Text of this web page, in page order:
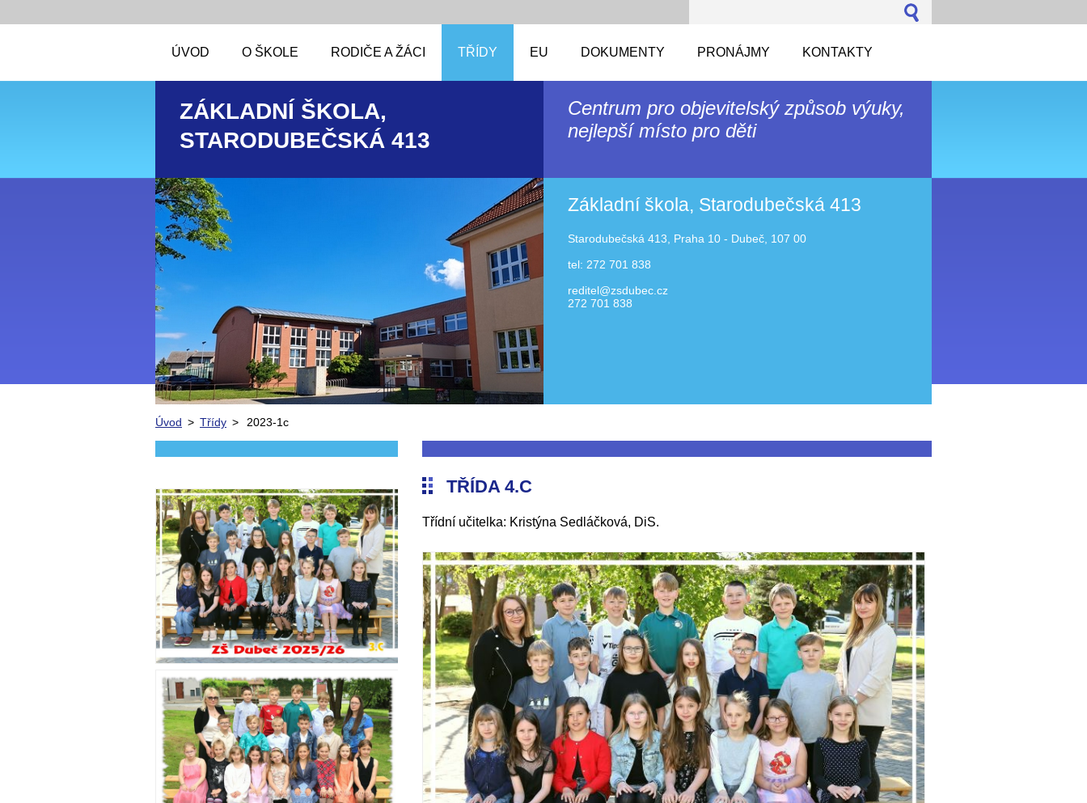
ÚVOD O ŠKOLE RODIČE A ŽÁCI TŘÍDY EU DOKUMENTY PRONÁJMY KONTAKTY
ZÁKLADNÍ ŠKOLA,
STARODUBEČSKÁ 413
Centrum pro objevitelský způsob výuky,
nejlepší místo pro děti
Základní škola, Starodubečská 413
Starodubečská 413, Praha 10 - Dubeč, 107 00
tel: 272 701 838
reditel@zsdubec.cz
272 701 838
Úvod > Třídy > 2023-1c
TŘÍDA 4.C
Třídní učitelka: Kristýna Sedláčková, DiS.